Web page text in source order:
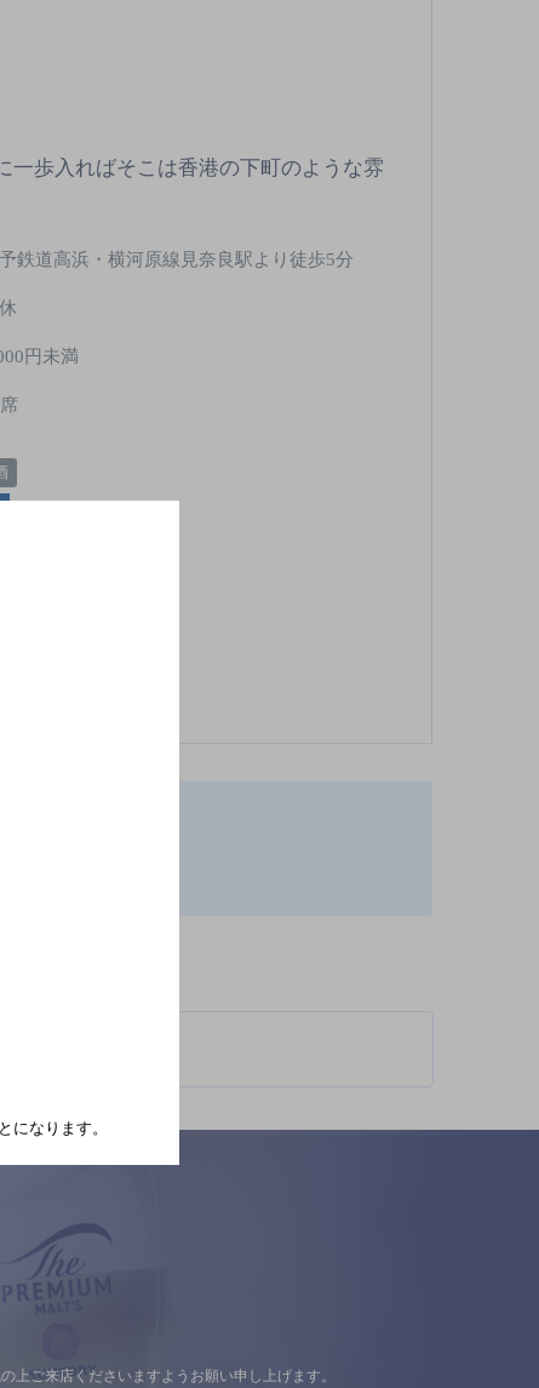
歩入ればそこは香港の下町のような雰
鉄道高浜・横河原線見奈良駅より徒歩5分
円未満
上ご来店くださいますようお願い申し上げます。
になります。